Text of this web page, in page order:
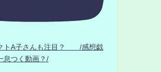
トA子さんも注目？ /感想戯
息つく動画？/